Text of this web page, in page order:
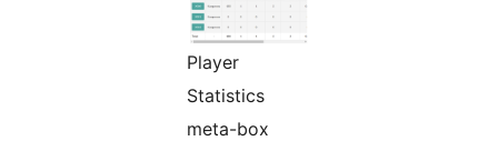
Player
Statistics
meta-box